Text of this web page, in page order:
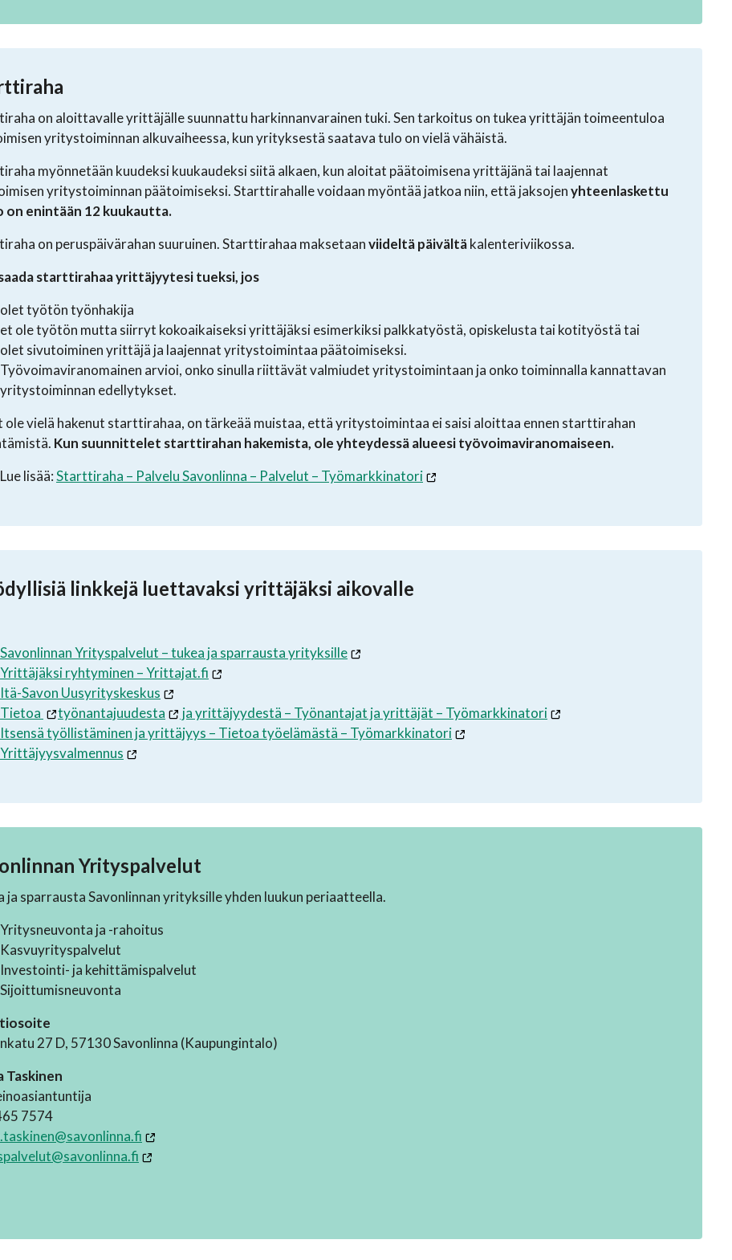
on aloittavalle yrittäjälle suunnattu harkinnanvarainen tuki. Sen tarkoitus on tukea yrittäjän toimeentuloa
yritystoiminnan alkuvaiheessa, kun yrityksestä saatava tulo on vielä vähäistä.
myönnetään kuudeksi kuukaudeksi siitä alkaen, kun aloitat päätoimisena yrittäjänä tai laajennat
yritystoiminnan päätoimiseksi. Starttirahalle voidaan myöntää jatkoa niin, että jaksojenyhteenlaskettu
on enintään 12 kuukautta.
on peruspäivärahan suuruinen. Starttirahaa maksetaanviideltä päivältäkalenteriviikossa.
starttirahaa yrittäjyytesi tueksi, jos
olet työtön työnhakija
et ole työtön mutta siirryt kokoaikaiseksi yrittäjäksi esimerkiksi palkkatyöstä, opiskelusta tai kotityöstä tai
olet sivutoiminen yrittäjä ja laajennat yritystoimintaa päätoimiseksi.
Työvoimaviranomainen arvioi, onko sinulla riittävät valmiudet yritystoimintaan ja onko toiminnalla kannattavan
yritystoiminnan edellytykset.
ole vielä hakenut starttirahaa, on tärkeää muistaa, että yritystoimintaa ei saisi aloittaa ennen starttirahan
Kun suunnittelet starttirahan hakemista, ole yhteydessä alueesi työvoimaviranomaiseen.
Lue lisää:Starttiraha – Palvelu Savonlinna – Palvelut – Työmarkkinatori
linkkejä luettavaksi yrittäjäksi aikovalle
Savonlinnan Yrityspalvelut – tukea ja sparrausta yrityksille
Yrittäjäksi ryhtyminen – Yrittajat.fi
Itä-Savon Uusyrityskeskus
Tietoa
työnantajuudesta
ja yrittäjyydestä – Työnantajat ja yrittäjät – Työmarkkinatori
Itsensä työllistäminen ja yrittäjyys – Tietoa työelämästä – Työmarkkinatori
Yrittäjyysvalmennus
Yrityspalvelut
ja sparrausta Savonlinnan yrityksille yhden luukun periaatteella.
Yritysneuvonta ja -rahoitus
Kasvuyrityspalvelut
Investointi- ja kehittämispalvelut
Sijoittumisneuvonta
27 D, 57130 Savonlinna (Kaupungintalo)
Taskinen
7574